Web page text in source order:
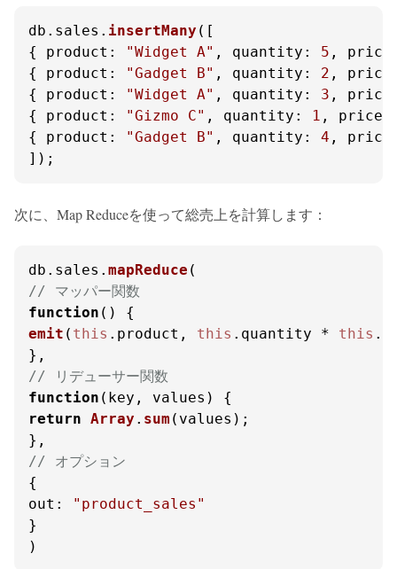
db. sales . insertMany ([
{ product : "Widget A" , quantity : 5 , price
{ product : "Gadget B" , quantity : 2 , price
{ product : "Widget A" , quantity : 3 , price
{ product : "Gizmo C" , quantity : 1 , price
{ product : "Gadget B" , quantity : 4 , price
]);
次に、Map Reduceを使って総売上を計算します：
db. sales . mapReduce
// マッパー関数
function (
emit ( this . product , this . quantity * this .
// リデューサー関数
function ( key, values
return Array . sum (values);
// オプション
out :
"product_sales"
}
)